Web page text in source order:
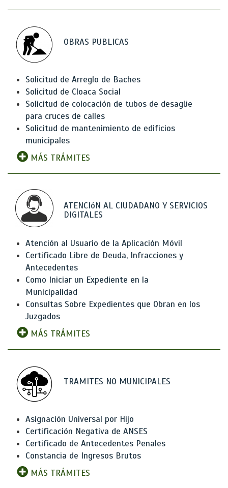
OBRAS PUBLICAS
Solicitud de Arreglo de Baches
Solicitud de Cloaca Social
Solicitud de colocación de tubos de desagüe
para cruces de calles
Solicitud de mantenimiento de edificios
municipales
MÁS TRÁMITES
ATENCIóN AL CIUDADANO Y SERVICIOS
DIGITALES
Atención al Usuario de la Aplicación Móvil
Certificado Libre de Deuda, Infracciones y
Antecedentes
Como Iniciar un Expediente en la
Municipalidad
Consultas Sobre Expedientes que Obran en los
Juzgados
MÁS TRÁMITES
TRAMITES NO MUNICIPALES
Asignación Universal por Hijo
Certificación Negativa de ANSES
Certificado de Antecedentes Penales
Constancia de Ingresos Brutos
MÁS TRÁMITES